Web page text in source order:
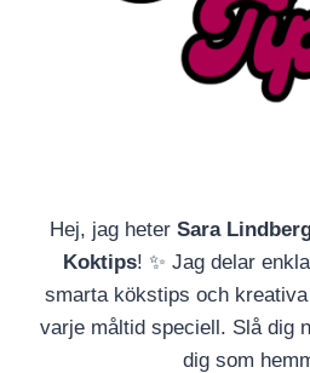
Hej, jag heter Sara
Koktips! ✨ Jag delar
smarta kökstips och
varje måltid speciell. Slå dig
dig som